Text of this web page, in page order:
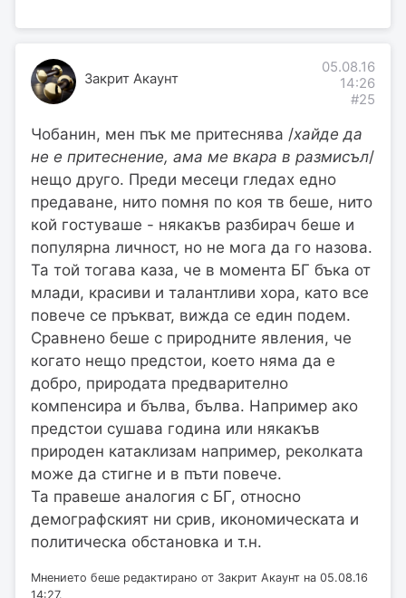
Закрит Акаунт
05.08.16
14:26
#25
Чобанин, мен пък ме притеснява /хайде да
не е притеснение, ама ме вкара в размисъл/
нещо друго. Преди месеци гледах едно
предаване, нито помня по коя тв беше, нито
кой гостуваше - някакъв разбирач беше и
популярна личност, но не мога да го назова.
Та той тогава каза, че в момента БГ бъка от
млади, красиви и талантливи хора, като все
повече се пръкват, вижда се един подем.
Сравнено беше с природните явления, че
когато нещо предстои, което няма да е
добро, природата предварително
компенсира и бълва, бълва. Например ако
предстои сушава година или някакъв
природен катаклизам например, реколката
може да стигне и в пъти повече.
Та правеше аналогия с БГ, относно
демографският ни срив, икономическата и
политическа обстановка и т.н.
Мнението беше редактирано от Закрит Акаунт на 05.08.16
14:27.